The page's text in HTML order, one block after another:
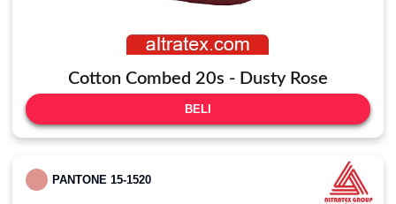
Cotton Combed 20s - Dusty Rose
BELI
PANTONE 15-1520